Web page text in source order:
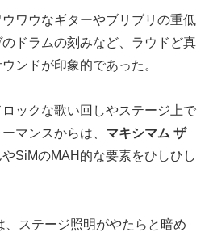
ワウなギターやブリブリの重低
ドラムの刻みなど、ラウドど真
ンドが印象的であった。
ックな歌い回しやステージ上で
マンスからは、 マキシマム ザ
SiMのMAH的な要素をひしひし
ステージ照明がやたらと暗め